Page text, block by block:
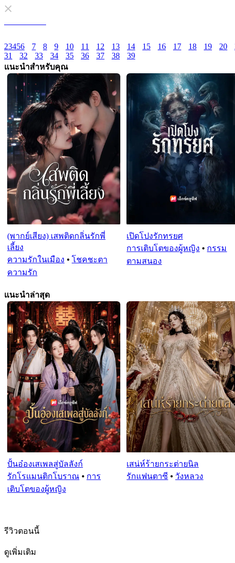
23456 7 8 9 10 11 12 13 14 15 16 17 18 19 20
31
32 33 34 35 36 37 38 39
แนะนำสำหรับคุณ
(พากย์เสียง) เสพติดกลิ่นรักพี่
เลี้ยง
ความรักในเมือง ⦁ โชคชะตา
ความรัก
เปิดโปงรักทรยศ
การเติบโตของผู้หญิง ⦁ กรรม
ตามสนอง
แนะนำล่าสุด
ปั้นอ๋องเสเพลสู่บัลลังก์
รักโรแมนติกโบราณ ⦁ การ
เติบโตของผู้หญิง
เสน่ห์ร้ายกระต่ายนิล
รักแฟนตาซี ⦁ วังหลวง
รีวิวตอนนี้
ดูเพิ่มเติม